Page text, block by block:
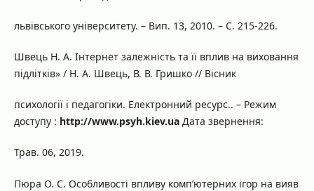
львівського університету. – Вип. 13, 2010. – С. 215-226.
Швець Н. А. Інтернет залежність та її вплив на виховання
підлітків» / Н. А. Швець, В. В. Гришко // Вісник
психології і педагогіки. Електронний ресурс.. – Режим
доступу : http://www.psyh.kiеv.uaДата звернення:
Трав. 06, 2019.
Пюра О. С. Особливості впливу комп’ютерних ігор на вияв